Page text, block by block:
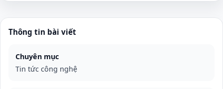
Thông tin bài viết
Chuyên mục
Tin tức công nghệ